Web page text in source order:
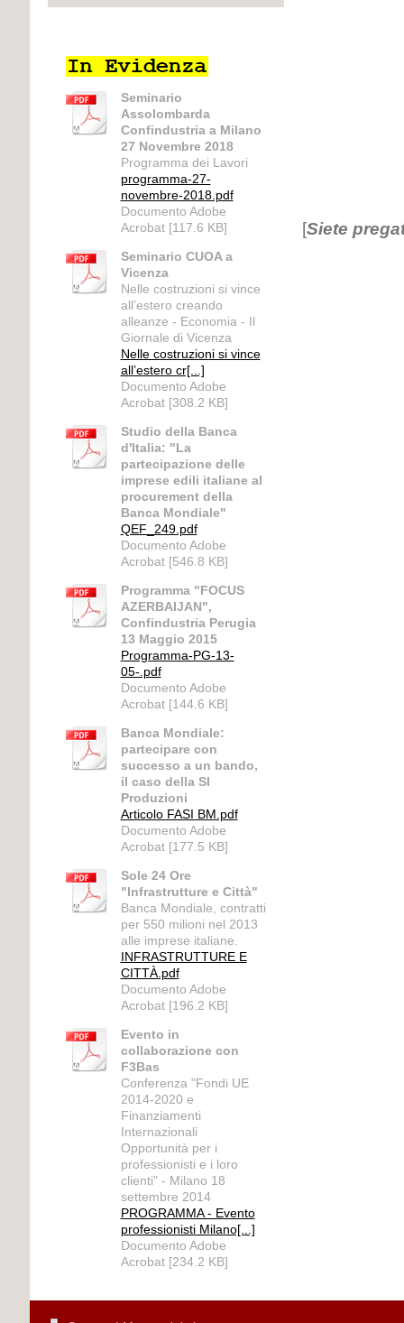
[Siete
Seminario
Assolombarda
Confindustria a Milano
27 Novembre 2018
Programma dei Lavori
programma-27-
novembre-2018.pdf
Documento Adobe
Acrobat [117.6 KB]
Seminario CUOA a
Vicenza
Nelle costruzioni si vince
all’estero creando
alleanze - Economia - Il
Giornale di Vicenza
Nelle costruzioni si vince
all’estero cr[...]
Documento Adobe
Acrobat [308.2 KB]
Studio della Banca
d'Italia: "La
partecipazione delle
imprese edili italiane al
procurement della
Banca Mondiale"
QEF_249.pdf
Documento Adobe
Acrobat [546.8 KB]
Programma "FOCUS
AZERBAIJAN",
Confindustria Perugia
13 Maggio 2015
Programma-PG-13-
05-.pdf
Documento Adobe
Acrobat [144.6 KB]
Banca Mondiale:
partecipare con
successo a un bando,
il caso della SI
Produzioni
Articolo FASI BM.pdf
Documento Adobe
Acrobat [177.5 KB]
Sole 24 Ore
"Infrastrutture e Città"
Banca Mondiale, contratti
per 550 milioni nel 2013
alle imprese italiane.
INFRASTRUTTURE E
CITTÀ.pdf
Documento Adobe
Acrobat [196.2 KB]
Evento in
collaborazione con
F3Bas
Conferenza "Fondi UE
2014-2020 e
Finanziamenti
Internazionali
Opportunità per i
professionisti e i loro
clienti" - Milano 18
settembre 2014
PROGRAMMA - Evento
professionisti Milano[...]
Documento Adobe
Acrobat [234.2 KB]